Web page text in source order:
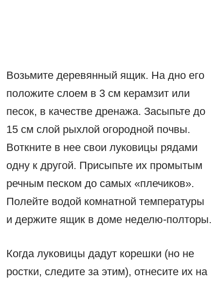
Возьмите деревянный ящик. На дно его
положите слоем в 3 см керамзит или
песок, в качестве дренажа. Засыпьте до
15 см слой рыхлой огородной почвы.
Воткните в нее свои луковицы рядами
одну к другой. Присыпьте их промытым
речным песком до самых «плечиков».
Полейте водой комнатной температуры
и держите ящик в доме неделю-полторы.
Когда луковицы дадут корешки (но не
ростки, следите за этим), отнесите их на